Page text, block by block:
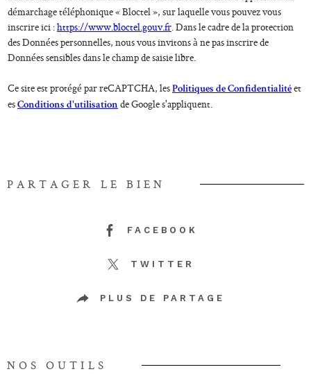
démarchage téléphonique « Bloctel », sur laquelle vous pouvez vous
inscrire ici :https://www.bloctel.gouv.fr. Dans le cadre de la protection
des Données personnelles, nous vous invitons à ne pas inscrire de
Données sensibles dans le champ de saisie libre.
Ce site est protégé par reCAPTCHA, lesPolitiques de Confidentialitéet
esConditions d'utilisation de Google s'appliquent.
PARTAGER LE BIEN
FACEBOOK
TWITTER
PLUS DE PARTAGE
NOS OUTILS